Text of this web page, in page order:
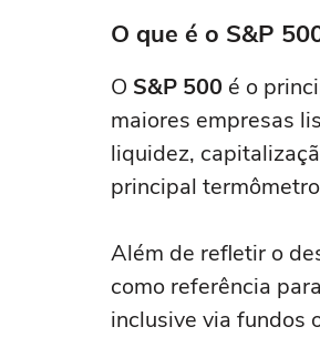
O que é o S&P
O S&P 500 é o
maiores empresas
liquidez,
principal
Além de refletir o
como referência
inclusive via fundos